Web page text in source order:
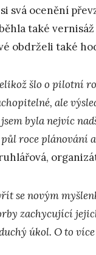
svá ocenění
také
obdrželi také
šlo o pilotní
ale
byla nejvíc
roce plánování
se novým
zachycující
úkol. O to